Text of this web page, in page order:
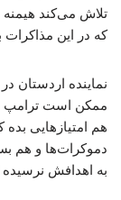
تلاش می‌کند
که در این
نماینده اردستان
ممکن است ترامپ
هم امتیازهایی
دموکرات‌ها و هم
به اهدافش